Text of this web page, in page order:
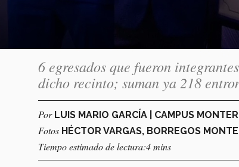
6 egresados que fueron
dicho recinto; suman ya 218
Por LUIS MARIO GARCÍA | CAMPUS
Fotos HÉCTOR VARGAS, BORREGOS
Tiempo estimado de lectura:4 mins